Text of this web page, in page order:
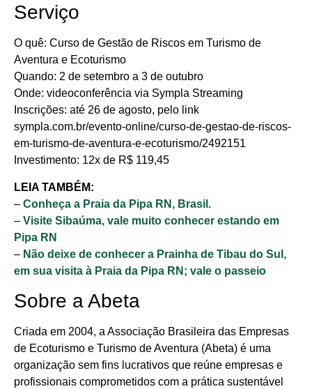
Serviço
O quê: Curso de Gestão de Riscos em Turismo de
Aventura e Ecoturismo
Quando: 2 de setembro a 3 de outubro
Onde: videoconferência via Sympla Streaming
Inscrições: até 26 de agosto, pelo link
sympla.com.br/evento-online/curso-de-gestao-de-riscos-
em-turismo-de-aventura-e-ecoturismo/2492151
Investimento: 12x de R$ 119,45
LEIA TAMBÉM:
– Conheça a Praia da Pipa RN, Brasil.
– Visite Sibaúma, vale muito conhecer estando em
Pipa RN
– Não deixe de conhecer a Prainha de Tibau do Sul,
em sua visita à Praia da Pipa RN; vale o passeio
Sobre a Abeta
Criada em 2004, a Associação Brasileira das Empresas
de Ecoturismo e Turismo de Aventura (Abeta) é uma
organização sem fins lucrativos que reúne empresas e
profissionais comprometidos com a prática sustentável